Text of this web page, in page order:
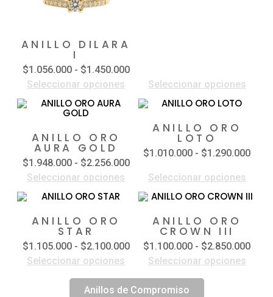
ANILLO DILARA
I
$1.056.000 - $1.450.000
Seleccionar opciones
Seleccionar opciones
ANILLO ORO
AURA GOLD
$1.948.000 - $2.256.000
Seleccionar opciones
ANILLO ORO
LOTO
$1.010.000 - $1.290.000
Seleccionar opciones
ANILLO ORO
STAR
$1.105.000 - $2.100.000
Seleccionar opciones
ANILLO ORO
CROWN III
$1.100.000 - $2.850.000
Seleccionar opciones
Anillos de Compromiso